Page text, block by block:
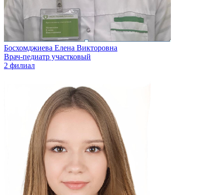
Босхомджиева Елена Викторовна
Врач-педиатр участковый
2 филиал